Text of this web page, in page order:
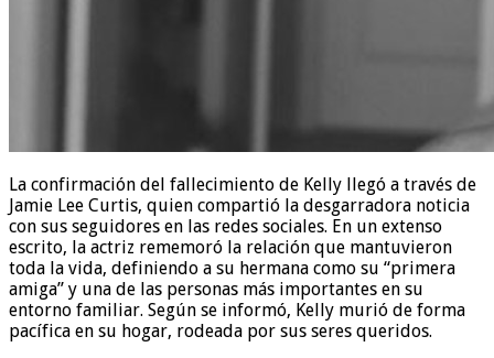
La confirmación del fallecimiento de Kelly llegó a través de
Jamie Lee Curtis, quien compartió la desgarradora noticia
con sus seguidores en las redes sociales. En un extenso
escrito, la actriz rememoró la relación que mantuvieron
toda la vida, definiendo a su hermana como su “primera
amiga” y una de las personas más importantes en su
entorno familiar. Según se informó, Kelly murió de forma
pacífica en su hogar, rodeada por sus seres queridos.